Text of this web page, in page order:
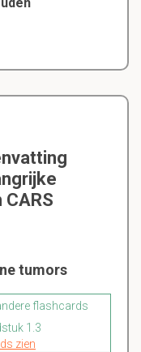
tumors
flashcards
1.3
zien